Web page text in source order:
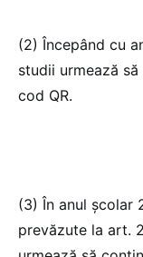
(2) Începând cu
studii urmează
cod QR.
(3) În anul
prevăzute la art.